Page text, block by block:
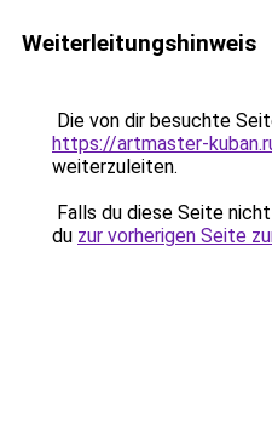
Weiterleitungshinweis
Die von dir besuchte
https://artmaster-
weiterzuleiten.
Falls du diese Seite
du zur vorherigen Seite